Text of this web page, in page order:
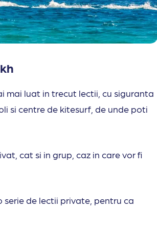
mai luat in trecut lectii, cu siguranta
si centre de kitesurf, de unde poti
cat si in grup, caz in care vor fi
de lectii private, pentru ca